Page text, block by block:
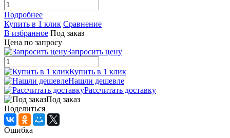
Подробнее
Купить в 1 клик Сравнение
В избранное Под заказ
Цена по запросу
Запросить цену
Купить в 1 клик
Нашли дешевле
Рассчитать доставку
Под заказ
Поделиться
Ошибка